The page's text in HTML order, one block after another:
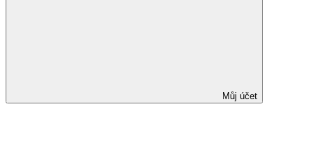
Můj účet